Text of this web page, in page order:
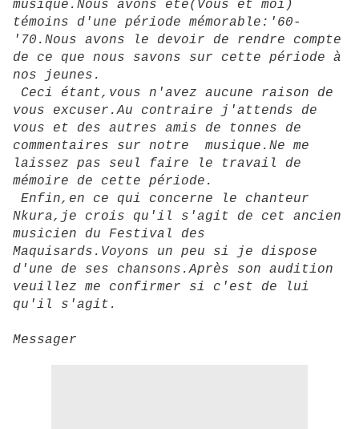
musique.Nous avons été(Vous et moi)
témoins d'une période mémorable:'60-
'70.Nous avons le devoir de rendre compte
de ce que nous savons sur cette période à
nos jeunes.
Ceci étant,vous n'avez aucune raison de
vous excuser.Au contraire j'attends de
vous et des autres amis de tonnes de
commentaires sur notre musique.Ne me
laissez pas seul faire le travail de
mémoire de cette période.
Enfin,en ce qui concerne le chanteur
Nkura,je crois qu'il s'agit de cet ancien
musicien du Festival des
Maquisards.Voyons un peu si je dispose
d'une de ses chansons.Après son audition
veuillez me confirmer si c'est de lui
qu'il s'agit.
Messager